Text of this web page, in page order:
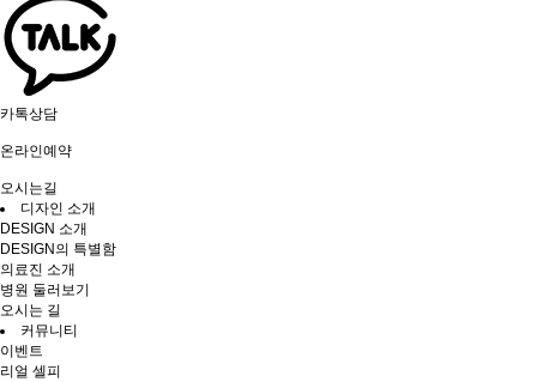
카톡상담
온라인예약
오시는길
디자인 소개
DESIGN 소개
DESIGN의 특별함
의료진 소개
병원 둘러보기
오시는 길
커뮤니티
이벤트
리얼 셀피